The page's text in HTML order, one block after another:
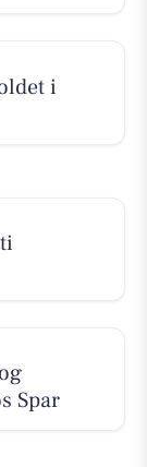
i
Spar